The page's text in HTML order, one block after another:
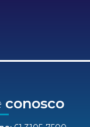
conosco